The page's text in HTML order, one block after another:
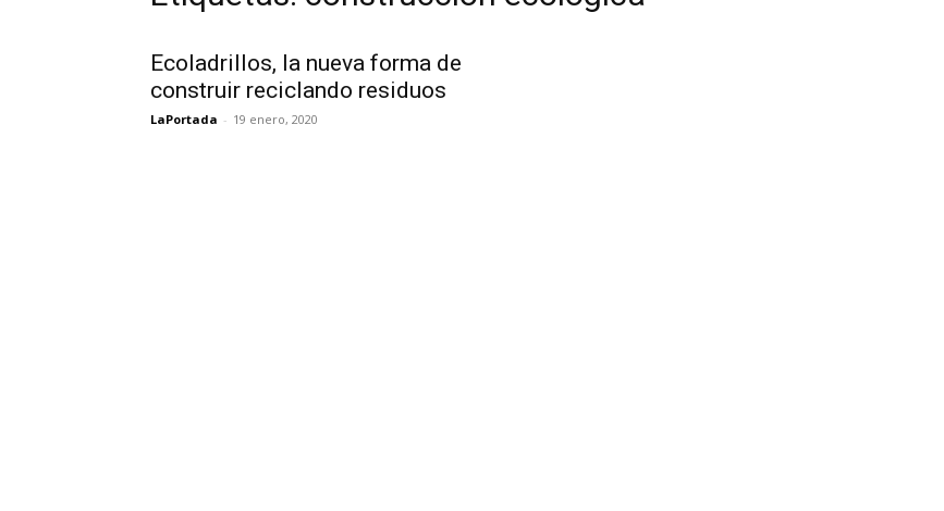
Ecoladrillos, la nueva forma de
construir reciclando residuos
LaPortada - 19 enero, 2020